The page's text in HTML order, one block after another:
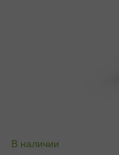
В наличии